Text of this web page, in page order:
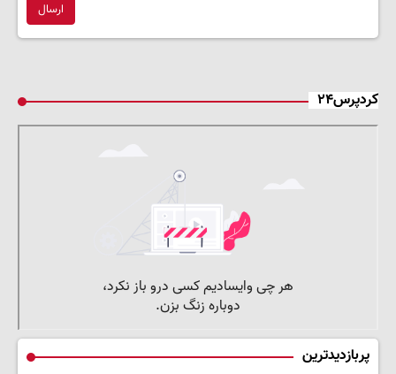
ارسال
کردپرس۲۴
پربازدیدترین